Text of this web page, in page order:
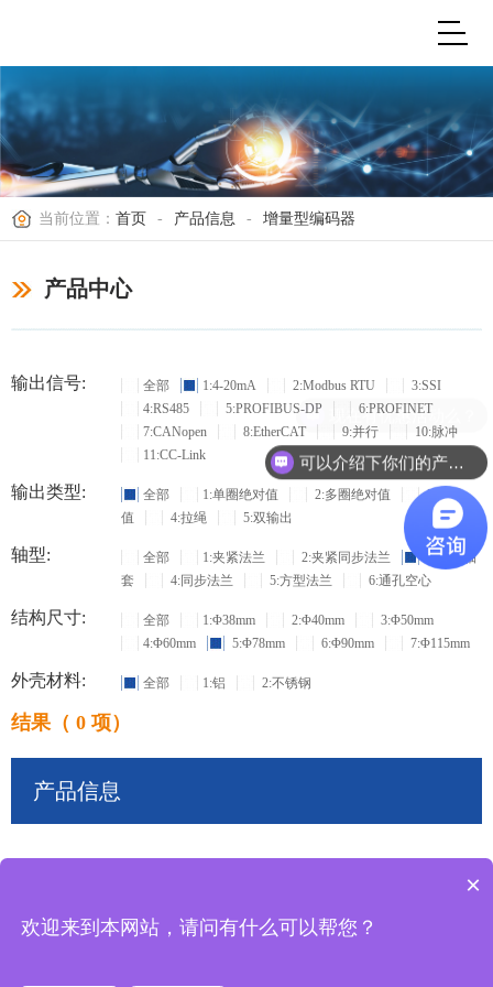
当前位置： 首页 - 产品信息 - 增量型编码器
产品中心
输出信号: 全部 1:4-20mA 2:Modbus RTU
3:SSI
4:RS485
5:PROFIBUS-DP
6:PROFINET
7:CANopen
8:EtherCAT 9:并行
10:脉冲
11:CC-Link
输出类型: 全部 1:单圈绝对值 2:多圈绝对值
3:增量
值
4:拉绳 5:双输出
轴型: 全部 1:夹紧法兰 2:夹紧同步法兰
3:盲孔轴
套
4:同步法兰 5:方型法兰 6:通孔空心
结构尺寸: 全部 1:Φ38mm 2:Φ40mm
3:Φ50mm
4:Φ60mm
5:Φ78mm 6:Φ90mm 7:Φ115mm
外壳材料: 全部 1:铝 2:不锈钢
结果（ 0 项）
产品信息
可以介绍下你们的产品么？
现在有优惠活动么？
×
欢迎来到本网站，请问有什么可以帮您？